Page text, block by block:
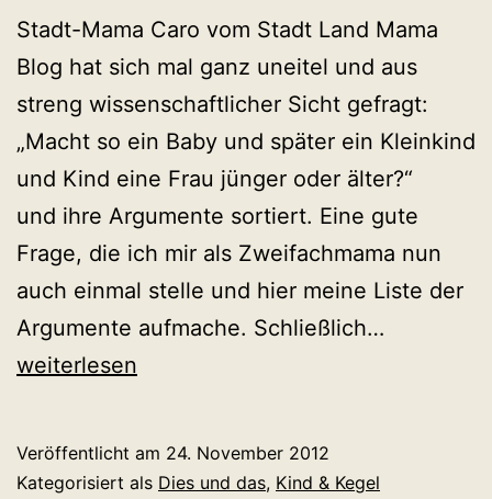
Stadt-Mama Caro vom Stadt Land Mama
Blog hat sich mal ganz uneitel und aus
streng wissenschaftlicher Sicht gefragt:
„Macht so ein Baby und später ein Kleinkind
und Kind eine Frau jünger oder älter?“
und ihre Argumente sortiert. Eine gute
Frage, die ich mir als Zweifachmama nun
auch einmal stelle und hier meine Liste der
Argumente aufmache. Schließlich…
weiterlesen
Veröffentlicht am 24. November 2012
Kategorisiert als Dies und das, Kind & Kegel